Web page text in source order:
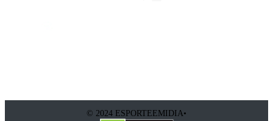
© 2024 ESPORTEEMIDIA•